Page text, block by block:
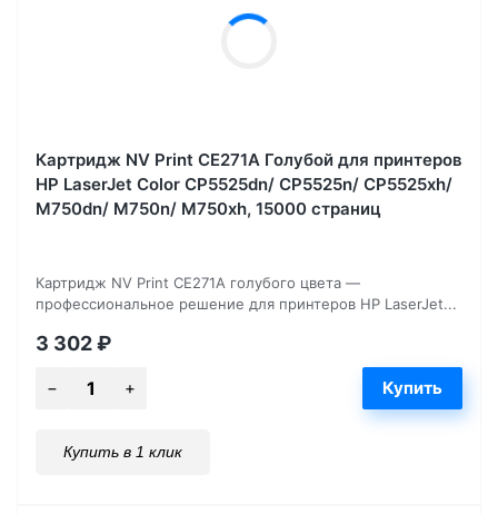
Картридж NV Print CE271A Голубой для принтеров
HP LaserJet Color CP5525dn/ CP5525n/ CP5525xh/
M750dn/ M750n/ M750xh, 15000 страниц
Картридж NV Print CE271A голубого цвета —
профессиональное решение для принтеров HP LaserJet...
3 302₽
Купить в 1 клик